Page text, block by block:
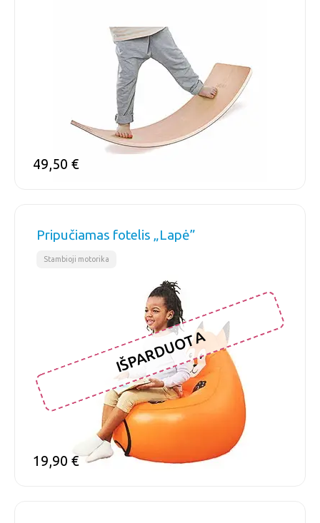
49,50 €
Pripučiamas fotelis „Lapė”
Stambioji motorika
19,90 €
IŠPARDUOTA